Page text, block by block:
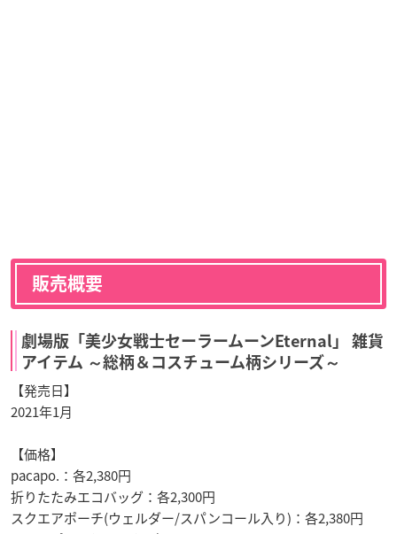
販売概要
劇場版「美少女戦士セーラームーンEternal」 雑貨
アイテム ～総柄＆コスチューム柄シリーズ～
【発売日】
2021年1月
【価格】
pacapo.：各2,380円
折りたたみエコバッグ：各2,300円
スクエアポーチ(ウェルダー/スパンコール入り)：各2,380円